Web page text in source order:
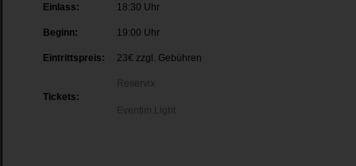
Einlass: 18:30 Uhr
Beginn: 19:00 Uhr
Eintrittspreis: 23€ zzgl. Gebühren
Tickets:
Reservix
Eventim.Light